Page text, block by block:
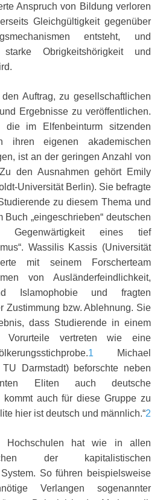
Anspruch von Bildung verloren
Gleichgültigkeit gegenüber
entsteht, und
Obrigkeitshörigkeit und
Auftrag, zu gesellschaftlichen
Ergebnisse zu veröffentlichen.
im Elfenbeinturm sitzenden
ihren eigenen akademischen
ist an der geringen Anzahl von
den Ausnahmen gehört Emily
Universität Berlin). Sie befragte
zu diesem Thema und
Buch „eingeschrieben“ deutschen
Gegenwärtigkeit eines tief
Wassilis Kassis (Universität
mit seinem Forscherteam
von Ausländerfeindlichkeit,
Islamophobie und fragten
Zustimmung bzw. Ablehnung. Sie
dass Studierende in einem
Vorurteile vertreten wie eine
1 Michael
Darmstadt) beforschte neben
Eliten auch deutsche
kommt auch für diese Gruppe zu
hier ist deutsch und männlich.“2
Hochschulen hat wie in allen
der kapitalistischen
So führen beispielsweise
Verlangen sogenannter